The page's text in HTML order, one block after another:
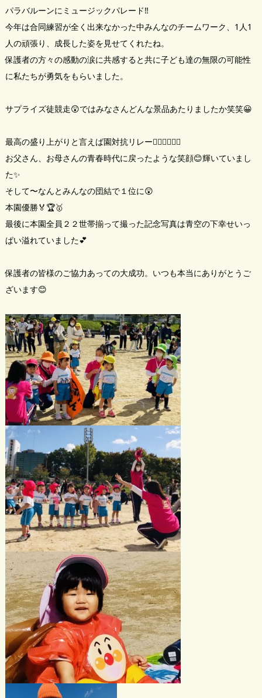
パラバルーンにミュージックパレード‼️
今年は合同練習が全く出来なかった中みんなのチームワーク、1人1
人の頑張り、成長した姿を見せてくれたね。
保護者の方々の感動の涙に共感すると共に子ども達の無限の可能性
に私たちが勇気をもらいました。
サプライズ徒競走😲ではみなさんどんな景品あたりましたか笑笑😀
最高の盛り上がりと言えば園対抗リレー🏃‍♂️🏃‍♂️🏃‍♂️
お父さん、お母さんの青春時代に戻ったような笑顔😊輝いていまし
た✨
そして〜なんとみんなの団結で１位に😲
本園優勝🏅🏆🥇
最後に本園全員２２世帯揃って撮った記念写真は青空の下幸せいっ
ぱい溢れていました💕
保護者の皆様のご協力あっての大成功。いつも本当にありがとうご
ざいます😊